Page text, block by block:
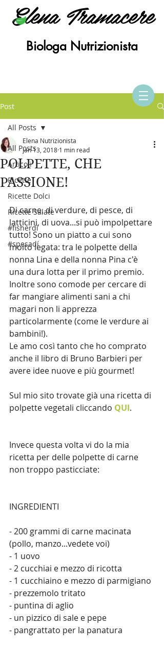
Elena Tramacere
Biologa Nutrizionista
Post
All Posts
Articoli
Ricette
Ricette Dolci
Ricette Salate
#fisherdì
#spesadí
All Posts
POLPETTE, CHE
PASSIONE!
Elena Nutrizionista
Jan 13, 2018 1 min read
Di carne, di verdure, di pesce, di
latticini, di uova...si può impolpettare
tutto! Sono un piatto a cui sono
molto legata: tra le polpette della
nonna Lina e della nonna Pina c'è
una dura lotta per il primo premio.
Inoltre sono comode per cercare di
far mangiare alimenti sani a chi
magari non li apprezza
particolarmente (come le verdure ai
bambini!).
Le amo così tanto che ho comprato
anche il libro di Bruno Barbieri per
avere idee nuove e più gourmet!
Sul mio sito trovate già una ricetta di
polpette vegetali cliccando QUI.
Invece questa volta vi do la mia
ricetta per delle polpette di carne
non troppo pasticciate:
INGREDIENTI
- 200 grammi di carne macinata
(pollo, manzo...vedete voi)
- 1 uovo
- 2 cucchiai e mezzo di ricotta
- 1 cucchiaino e mezzo di parmigiano
- prezzemolo tritato
- puntina di aglio
- un pizzico di sale e pepe
- pangrattato per la panatura